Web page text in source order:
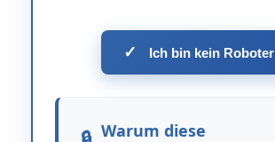
✓ Ich bin kein Roboter
Warum diese